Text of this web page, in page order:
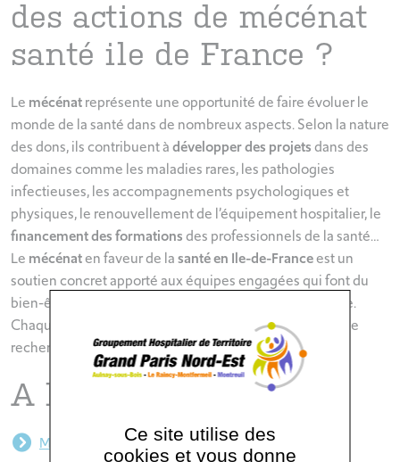
des actions de mécénat
santé ile de France ?
Le mécénatreprésente une opportunité de faire évoluer le
monde de la santé dans de nombreux aspects. Selon la nature
des dons, ils contribuent àdévelopper des projetsdans des
domaines comme les maladies rares, les pathologies
infectieuses, les accompagnements psychologiques et
physiques, le renouvellement de l’équipement hospitalier, le
financement des formationsdes professionnels de la santé…
Le mécénaten faveur de lasanté en Ile-de-Franceest un
soutien concret apporté aux équipes engagées qui font du
bien-être et de la
une priorité absolue.
Chaque contribution compte pour soutenir les projets de
recherche et de développement du secteur santé.
A lire aussi
Mécénat santé ile de France
Ce site utilise des
cookies et vous donne